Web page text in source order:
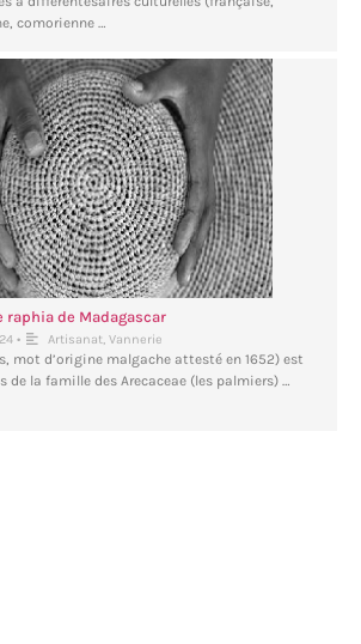
comorienne …
raphia de Madagascar
• Artisanat, Vannerie
mot d’origine malgache attesté en 1652) est
de la famille des Arecaceae (les palmiers) …